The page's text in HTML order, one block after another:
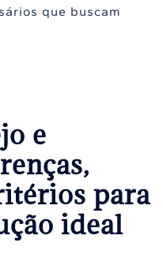
que buscam
e
para
ideal